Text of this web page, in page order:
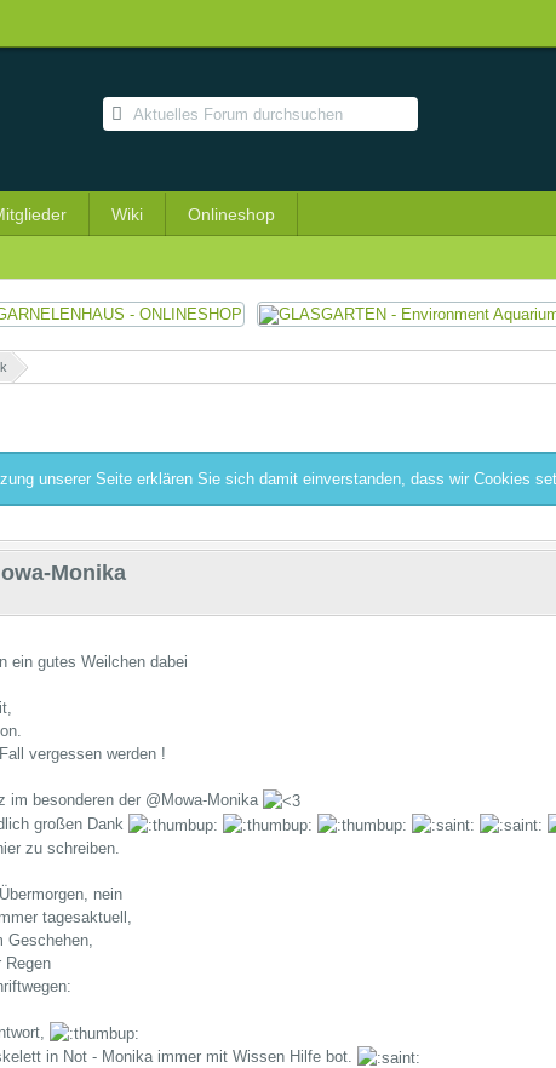
Wiki Onlineshop
unserer Seite erklären Sie sich damit einverstanden, dass wir Cookies
Monika
ein gutes Weilchen dabei
vergessen werden !
im besonderen der @Mowa-Monika
großen Dank
zu schreiben.
nein
tagesaktuell,
Geschehen,
Regen
in Not - Monika immer mit Wissen Hilfe bot.